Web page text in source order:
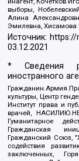
выборы,
Алина
Эмилевна, Хисамова
Источник:
03.12.2021
* Сведения
иностранного
культуры, Центр
Институт права и
врачей,
Гуманитарное
Гражданская
Гражданский Союз,
содействия
заключенных,